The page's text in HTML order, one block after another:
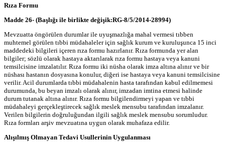
Rıza Formu
Madde 26- (Başlığı ile birlikte değişik:RG-8/5/2014-28994)
Mevzuatta öngörülen durumlar ile uyuşmazlığa mahal vermesi tıbben
muhtemel görülen tıbbi müdahaleler için sağlık kurum ve kuruluşunca 15 inci
maddedeki bilgileri içeren rıza formu hazırlanır. Rıza formunda yer alan
bilgiler; sözlü olarak hastaya aktarılarak rıza formu hastaya veya kanuni
temsilcisine imzalatılır. Rıza formu iki nüsha olarak imza altına alınır ve bir
nüshası hastanın dosyasına konulur, diğeri ise hastaya veya kanuni temsilcisine
verilir. Acil durumlarda tıbbi müdahalenin hasta tarafından kabul edilmemesi
durumunda, bu beyan imzalı olarak alınır, imzadan imtina etmesi halinde
durum tutanak altına alınır. Rıza formu bilgilendirmeyi yapan ve tıbbi
müdahaleyi gerçekleştirecek sağlık meslek mensubu tarafından imzalanır.
Verilen bilgilerin doğruluğundan ilgili sağlık meslek mensubu sorumludur.
Rıza formları arşiv mevzuatına uygun olarak muhafaza edilir.
Alışılmış Olmayan Tedavi Usullerinin Uygulanması